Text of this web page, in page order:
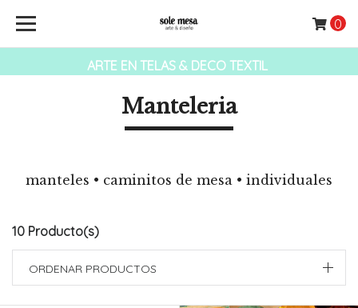
ARTE EN TELAS & DECO TEXTIL
0
Manteleria
manteles • caminitos de mesa • individuales
10 Producto(s)
ORDENAR PRODUCTOS